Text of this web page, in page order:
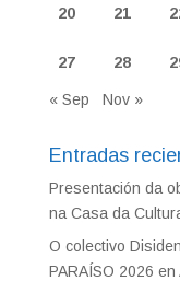
20 21
27 28
« Sep Nov »
Entradas
Presentación da
na Casa da
O colectivo
PARAÍSO 2026